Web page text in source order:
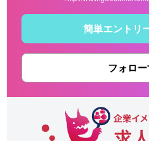
簡単エントリ
フォロ